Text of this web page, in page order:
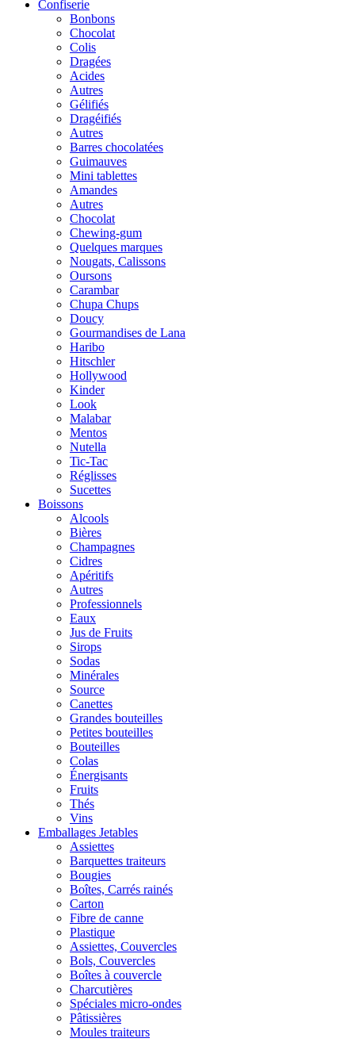
Confiserie
Bonbons
Chocolat
Colis
Dragées
Acides
Autres
Gélifiés
Dragéifiés
Autres
Barres chocolatées
Guimauves
Mini tablettes
Amandes
Autres
Chocolat
Chewing-gum
Quelques marques
Nougats, Calissons
Oursons
Carambar
Chupa Chups
Doucy
Gourmandises de Lana
Haribo
Hitschler
Hollywood
Kinder
Look
Malabar
Mentos
Nutella
Tic-Tac
Réglisses
Sucettes
Boissons
Alcools
Bières
Champagnes
Cidres
Apéritifs
Autres
Professionnels
Eaux
Jus de Fruits
Sirops
Sodas
Minérales
Source
Canettes
Grandes bouteilles
Petites bouteilles
Bouteilles
Colas
Énergisants
Fruits
Thés
Vins
Emballages Jetables
Assiettes
Barquettes traiteurs
Bougies
Boîtes, Carrés rainés
Carton
Fibre de canne
Plastique
Assiettes, Couvercles
Bols, Couvercles
Boîtes à couvercle
Charcutières
Spéciales micro-ondes
Pâtissières
Moules traiteurs